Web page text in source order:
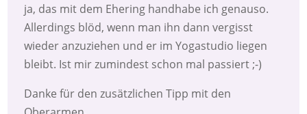
ja, das mit dem Ehering handhabe ich genauso.
Allerdings blöd, wenn man ihn dann vergisst
wieder anzuziehen und er im Yogastudio liegen
bleibt. Ist mir zumindest schon mal passiert ;-)
Danke für den zusätzlichen Tipp mit den